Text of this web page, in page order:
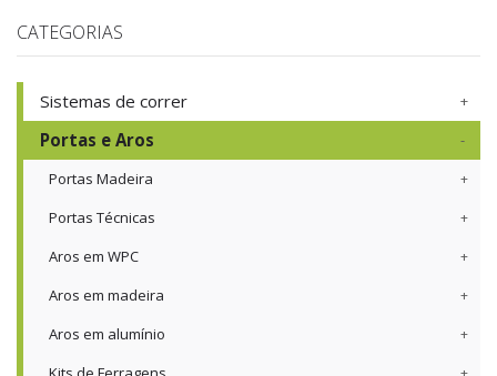
CATEGORIAS
Sistemas de correr
Portas e Aros
Portas Madeira
Portas Técnicas
Aros em WPC
Aros em madeira
Aros em alumínio